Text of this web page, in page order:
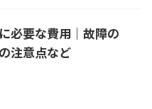
必要な費用｜故障の
注意点など